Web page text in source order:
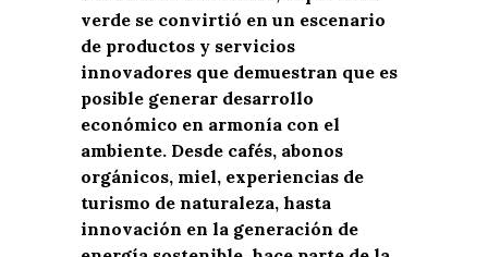
verde se convirtió en un escenario
de productos y servicios
innovadores que demuestran que es
posible generar desarrollo
económico en armonía con el
ambiente. Desde cafés, abonos
orgánicos, miel, experiencias de
turismo de naturaleza, hasta
innovación en la generación de